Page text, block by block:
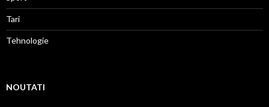
Tari
Tehnologie
NOUTATI